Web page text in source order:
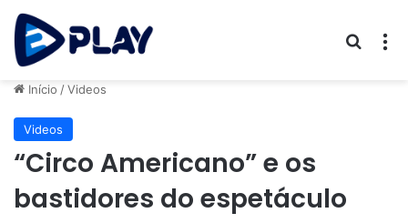
Início /Videos
Videos
“Circo Americano” e os
bastidores do espetáculo